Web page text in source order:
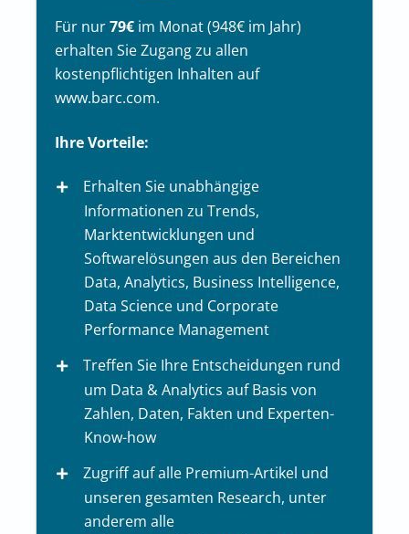
Für nur79€ im Monat (948€ im Jahr)
erhalten Sie Zugang zu allen
kostenpflichtigen Inhalten auf
www.barc.com.
Ihre Vorteile:
Erhalten Sie unabhängige
Informationen zu Trends,
Marktentwicklungen und
Softwarelösungen aus den Bereichen
Data, Analytics, Business Intelligence,
Data Science und Corporate
Performance Management
Treffen Sie Ihre Entscheidungen rund
um Data & Analytics auf Basis von
Zahlen, Daten, Fakten und Experten-
Know-how
Zugriff auf alle Premium-Artikel und
unseren gesamten Research, unter
anderem alle